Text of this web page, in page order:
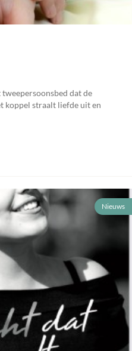
dat de
koppel straalt liefde uit en
Nieuws